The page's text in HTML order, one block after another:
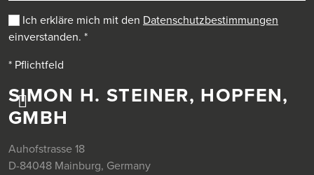
SIMON H. STEINER, HOPFEN,
GMBH
Auhofstrasse 18
D-84048 Mainburg, Germany
Ich erkläre mich mit den Datenschutzbestimmungen
einverstanden. *
* Pflichtfeld